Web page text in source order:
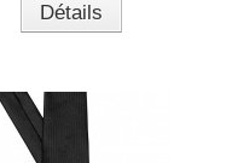
Détails